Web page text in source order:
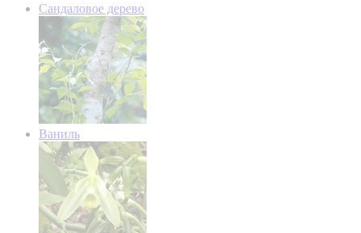
Сандаловое дерево
Ваниль